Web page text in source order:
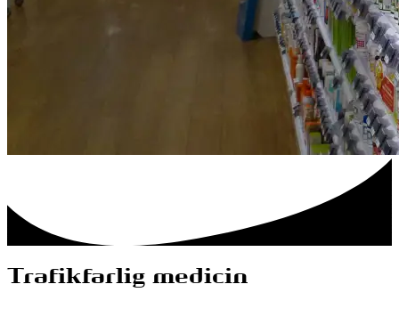
Trafikfarlig medicin